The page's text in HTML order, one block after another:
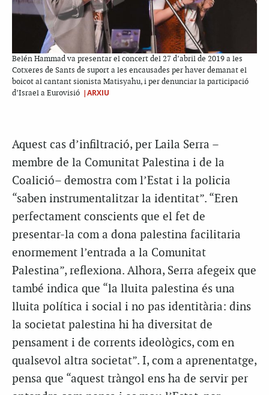
Belén Hammad va presentar el concert del 27 d’abril de 2019 a les
Cotxeres de Sants de suport a les encausades per haver demanat el
boicot al cantant sionista Matisyahu, i per denunciar la participació
d’Israel a Eurovisió |ARXIU
Aquest cas d’infiltració, per Laila Serra –
membre de la Comunitat Palestina i de la
Coalició– demostra com l’Estat i la policia
“saben instrumentalitzar la identitat”. “Eren
perfectament conscients que el fet de
presentar-la com a dona palestina facilitaria
enormement l’entrada a la Comunitat
Palestina”, reflexiona. Alhora, Serra afegeix que
també indica que “la lluita palestina és una
lluita política i social i no pas identitària: dins
la societat palestina hi ha diversitat de
pensament i de corrents ideològics, com en
qualsevol altra societat”. I, com a aprenentatge,
pensa que “aquest tràngol ens ha de servir per